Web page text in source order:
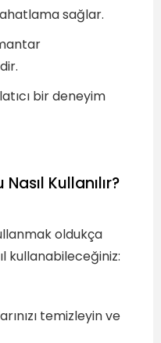
sağlar.
bir deneyim
Kullanılır?
oldukça
kullanabileceğiniz:
temizleyin ve